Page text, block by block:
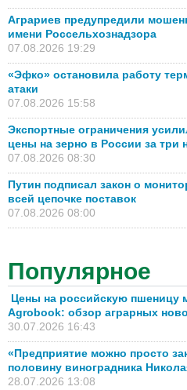
Аграриев предупредили
имени Россельхознадзора
07.08.2026 19:29
«Эфко» остановила работу
атаки
07.08.2026 15:58
Экспортные ограничения
цены на зерно в России за три
07.08.2026 08:30
Путин подписал закон о
всей цепочке поставок
07.08.2026 08:00
Популярное
Цены на российскую пшеницу
Agrobook: обзор аграрных
30.07.2026 16:43
«Предприятие можно просто
половину виноградника
28.07.2026 13:08